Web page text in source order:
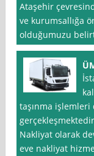
Ataşehir
ve kurumsallığa
olduğumuzu
taşınma
Nakliyat olarak
eve nakliyat